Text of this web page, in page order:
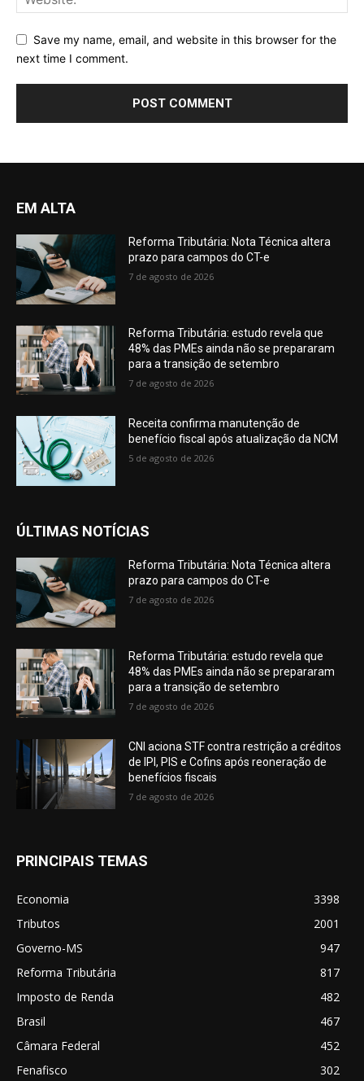
Save my name, email, and website in this browser for the
next time I comment.
EM ALTA
Reforma Tributária: Nota Técnica altera
prazo para campos do CT-e
7 de agosto de 2026
Reforma Tributária: estudo revela que
48% das PMEs ainda não se prepararam
para a transição de setembro
7 de agosto de 2026
Receita confirma manutenção de
benefício fiscal após atualização da NCM
5 de agosto de 2026
ÚLTIMAS NOTÍCIAS
Reforma Tributária: Nota Técnica altera
prazo para campos do CT-e
7 de agosto de 2026
Reforma Tributária: estudo revela que
48% das PMEs ainda não se prepararam
para a transição de setembro
7 de agosto de 2026
CNI aciona STF contra restrição a créditos
de IPI, PIS e Cofins após reoneração de
benefícios fiscais
7 de agosto de 2026
PRINCIPAIS TEMAS
Economia
3398
Tributos
2001
Governo-MS
947
Reforma Tributária
817
Imposto de Renda
482
Brasil
467
Câmara Federal
452
Fenafisco
302